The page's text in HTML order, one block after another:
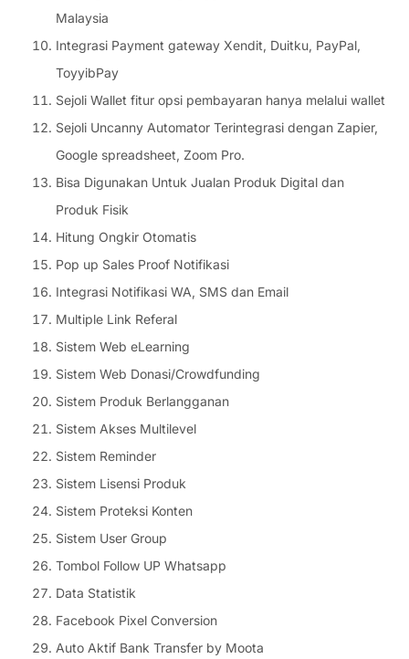
Malaysia
Integrasi Payment gateway Xendit, Duitku, PayPal,
ToyyibPay
Sejoli Wallet fitur opsi pembayaran hanya melalui wallet
Sejoli Uncanny Automator Terintegrasi dengan Zapier,
Google spreadsheet, Zoom Pro.
Bisa Digunakan Untuk Jualan Produk Digital dan
Produk Fisik
Hitung Ongkir Otomatis
Pop up Sales Proof Notifikasi
Integrasi Notifikasi WA, SMS dan Email
Multiple Link Referal
Sistem Web eLearning
Sistem Web Donasi/Crowdfunding
Sistem Produk Berlangganan
Sistem Akses Multilevel
Sistem Reminder
Sistem Lisensi Produk
Sistem Proteksi Konten
Sistem User Group
Tombol Follow UP Whatsapp
Data Statistik
Facebook Pixel Conversion
Auto Aktif Bank Transfer by Moota